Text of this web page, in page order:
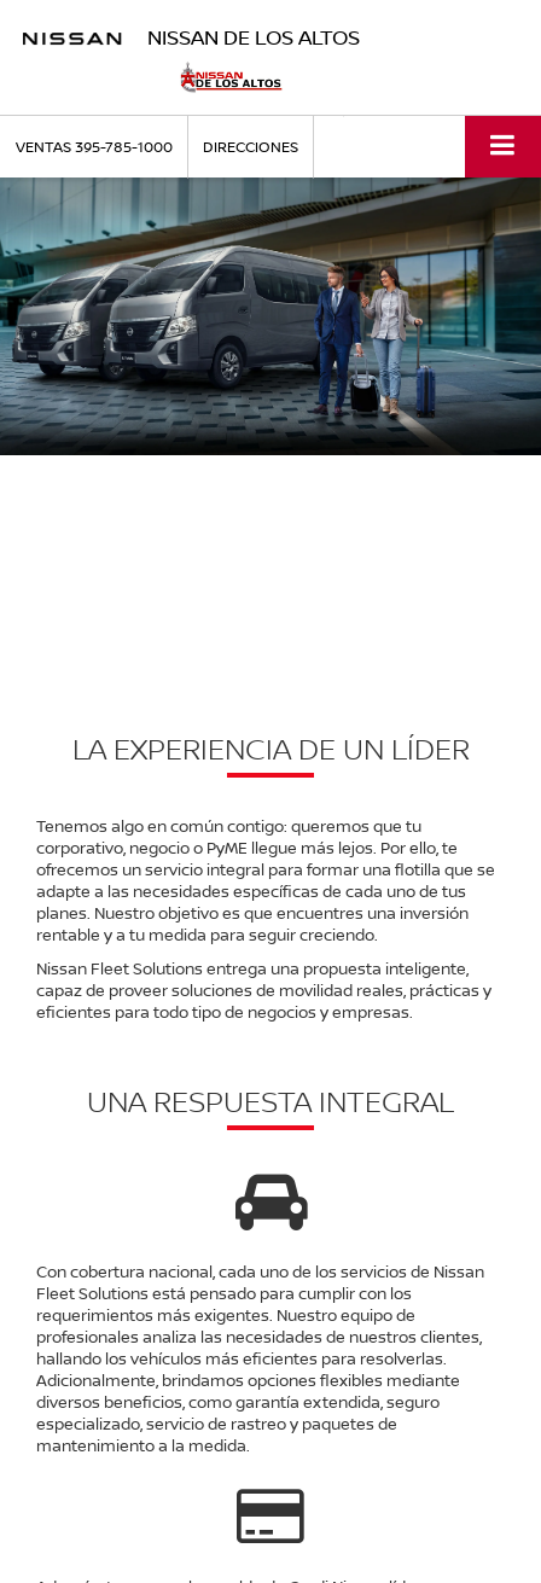
NISSAN DE LOS ALTOS
VENTAS395-785-1000 DIRECCIONES
LA EXPERIENCIA DE UN LÍDER
Tenemos algo en común contigo: queremos que tu
corporativo, negocio o PyME llegue más lejos. Por ello, te
ofrecemos un servicio integral para formar una flotilla que se
adapte a las necesidades específicas de cada uno de tus
planes. Nuestro objetivo es que encuentres una inversión
rentable y a tu medida para seguir creciendo.
Nissan Fleet Solutions entrega una propuesta inteligente,
capaz de proveer soluciones de movilidad reales, prácticas y
eficientes para todo tipo de negocios y empresas.
UNA RESPUESTA INTEGRAL
Con cobertura nacional, cada uno de los servicios de Nissan
Fleet Solutions está pensado para cumplir con los
requerimientos más exigentes. Nuestro equipo de
profesionales analiza las necesidades de nuestros clientes,
hallando los vehículos más eficientes para resolverlas.
Adicionalmente, brindamos opciones flexibles mediante
diversos beneficios, como garantía extendida, seguro
especializado, servicio de rastreo y paquetes de
mantenimiento a la medida.